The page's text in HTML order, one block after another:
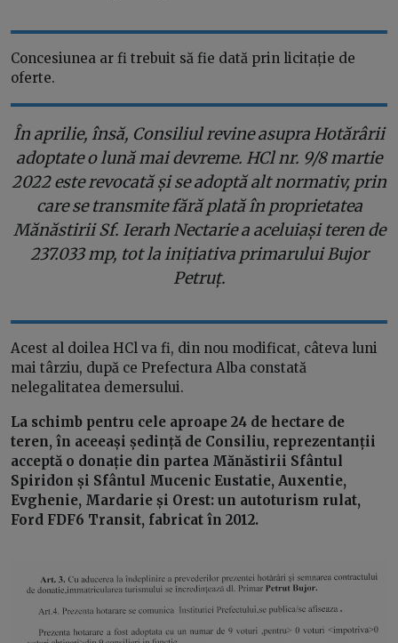
Concesiunea ar fi trebuit să fie dată prin licitație de
oferte.
În aprilie, însă, Consiliul revine asupra Hotărârii
adoptate o lună mai devreme. HCl nr. 9/8 martie
2022 este revocată și se adoptă alt normativ, prin
care se transmite fără plată în proprietatea
Mănăstirii Sf. Ierarh Nectarie a aceluiași teren de
237.033 mp, tot la inițiativa primarului Bujor
Petruț.
Acest al doilea HCl va fi, din nou modificat, câteva luni
mai târziu, după ce Prefectura Alba constată
nelegalitatea demersului.
La schimb pentru cele aproape 24 de hectare de
teren, în aceeași ședință de Consiliu, reprezentanții
acceptă o donație din partea Mănăstirii Sfântul
Spiridon și Sfântul Mucenic Eustatie, Auxentie,
Evghenie, Mardarie și Orest: un autoturism rulat,
Ford FDF6 Transit, fabricat în 2012.